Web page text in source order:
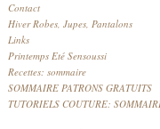
Contact
Hiver Robes, Jupes, Pantalons
Links
Printemps Eté Sensoussi
Recettes: sommaire
SOMMAIRE PATRONS GRATUITS
TUTORIELS COUTURE: